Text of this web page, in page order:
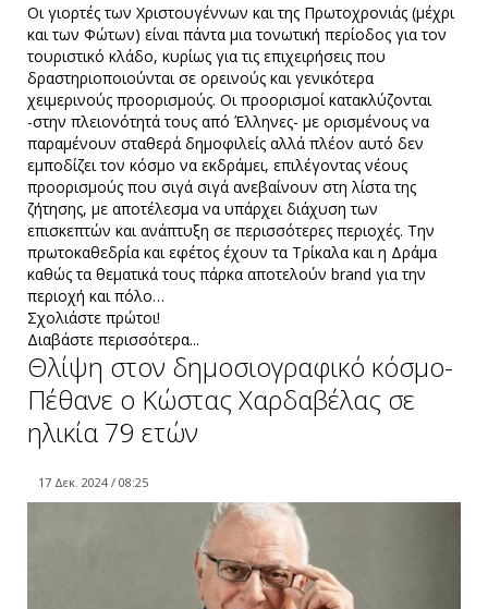
Οι γιορτές των Χριστουγέννων και της Πρωτοχρονιάς (μέχρι
και των Φώτων) είναι πάντα μια τονωτική περίοδος για τον
τουριστικό κλάδο, κυρίως για τις επιχειρήσεις που
δραστηριοποιούνται σε ορεινούς και γενικότερα
χειμερινούς προορισμούς. Οι προορισμοί κατακλύζονται
-στην πλειονότητά τους από Έλληνες- με ορισμένους να
παραμένουν σταθερά δημοφιλείς αλλά πλέον αυτό δεν
εμποδίζει τον κόσμο να εκδράμει, επιλέγοντας νέους
προορισμούς που σιγά σιγά ανεβαίνουν στη λίστα της
ζήτησης, με αποτέλεσμα να υπάρχει διάχυση των
επισκεπτών και ανάπτυξη σε περισσότερες περιοχές. Την
πρωτοκαθεδρία και εφέτος έχουν τα Τρίκαλα και η Δράμα
καθώς τα θεματικά τους πάρκα αποτελούν brand για την
περιοχή και πόλο…
Σχολιάστε πρώτοι!
Διαβάστε περισσότερα...
Θλίψη στον δημοσιογραφικό κόσμο-
Πέθανε ο Κώστας Χαρδαβέλας σε
ηλικία 79 ετών
17 Δεκ. 2024 / 08:25